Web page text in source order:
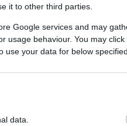
it to other third parties.
Google services and may
usage behaviour. You may
use your data for below
data.
και κωμωδία
μητέρας της.
κάτι μικρό
ενήλικες. Εγώ